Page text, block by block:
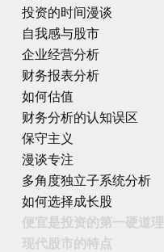
投资的时间漫谈
自我感与股市
企业经营分析
财务报表分析
如何估值
财务分析的认知误区
保守主义
漫谈专注
多角度独立子系统分析
如何选择成长股
便宜是投资的第一硬道理
现代股市的特点